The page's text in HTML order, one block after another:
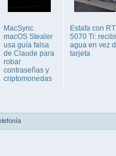
MacSync
macOS Stealer
usa guía falsa
de Claude para
robar
contraseñas y
criptomonedas
Estafa con
5070 Ti:
agua en vez
tarjeta